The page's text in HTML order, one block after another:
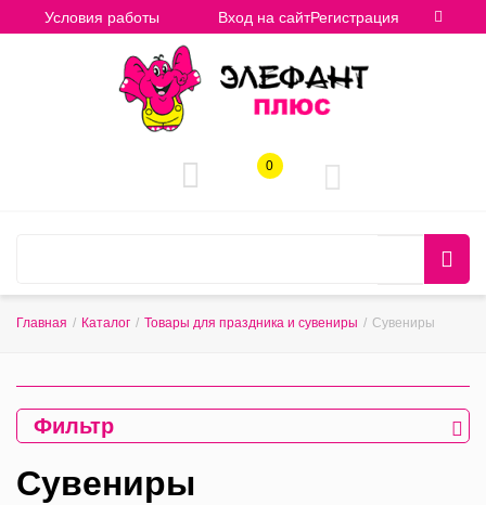
Условия работы Вход на сайтРегистрация
0
Главная / Каталог / Товары для праздника и сувениры / Сувениры
Фильтр
Сувениры